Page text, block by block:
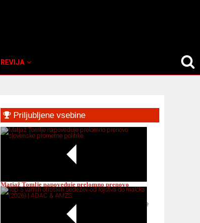
REVIJA
Sidebar
Priljubljene vsebine
Matjaž Tomlje napoveduje prelomno prenovo
slovenske prometne politike
Matjaž Tomlje napoveduje prelomno prenovo slovenske